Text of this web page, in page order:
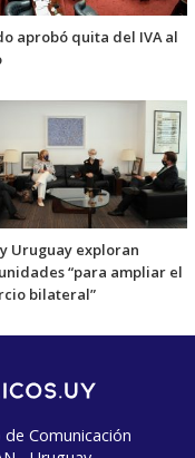
aprobó quita del IVA al
y Uruguay exploran
“para ampliar el
bilateral”
Comunicación